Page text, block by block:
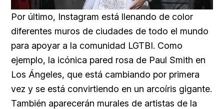
Unmute Loaded:
25.99%
Por último, Instagram está llenando de color
diferentes muros de ciudades de todo el mundo
para apoyar a la comunidad LGTBI. Como
ejemplo, la icónica pared rosa de Paul Smith en
Los Ángeles, que está cambiando por primera
vez y se está convirtiendo en un arcoíris gigante.
También aparecerán murales de artistas de la